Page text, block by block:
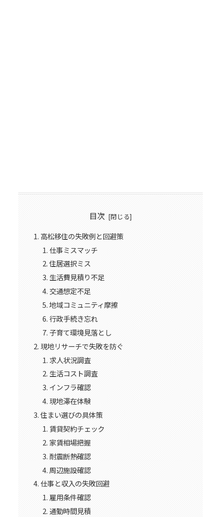
目次
高松移住の失敗例と回避策
仕事ミスマッチ
住居選択ミス
生活費見積り不足
交通想定不足
地域コミュニティ摩擦
行政手続き忘れ
子育て環境見落とし
現地リサーチで失敗を防ぐ
求人状況調査
生活コスト調査
インフラ確認
現地滞在体験
住まい選びの具体策
賃貸契約チェック
家賃相場把握
耐震断熱確認
周辺施設確認
仕事と収入の失敗回避
雇用条件確認
通勤時間見積